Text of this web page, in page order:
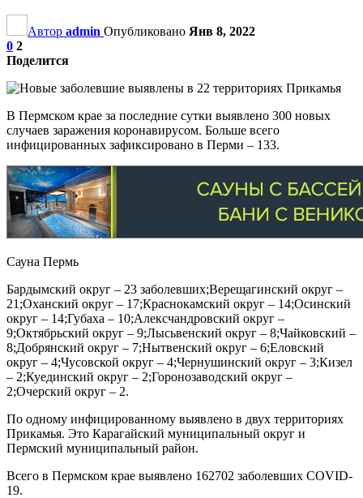
Автор admin Опубликовано Янв 8, 2022
0 2
Поделится
В Пермском крае за последние сутки выявлено 300 новых
случаев заражения коронавирусом. Больше всего
инфицированных зафиксировано в Перми – 133.
Сауна Пермь
Бардымский округ – 23 заболевших;Верещагинский округ –
21;Оханский округ – 17;Краснокамский округ – 14;Осинский
округ – 14;Губаха – 10;Алексчандровский округ –
9;Октябрьский округ – 9;Лысьвенский округ – 8;Чайковский –
8;Добрянский округ – 7;Нытвенский округ – 6;Еловский
округ – 4;Чусовской округ – 4;Чернушинский округ – 3;Кизел
– 2;Куединский округ – 2;Горонозаводский округ –
2;Очерский округ – 2.
По одному инфицированному выявлено в двух территориях
Прикамья. Это Карагайский муниципальный округ и
Пермский муниципальный район.
Всего в Пермском крае выявлено 162702 заболевших COVID-
19.